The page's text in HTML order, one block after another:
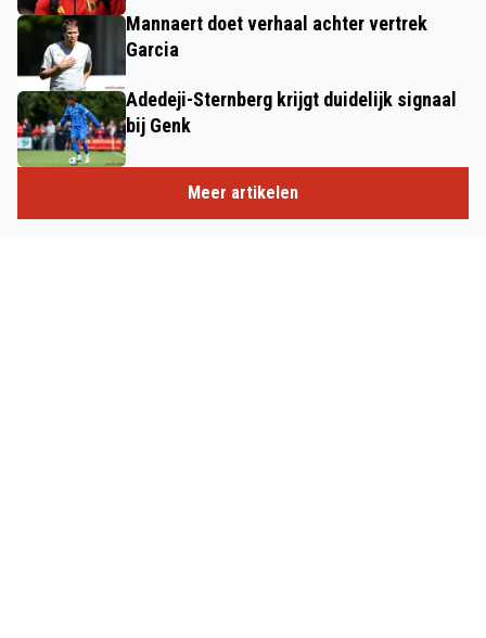
Mannaert doet verhaal achter vertrek
Garcia
Adedeji-Sternberg krijgt duidelijk signaal
bij Genk
Meer artikelen